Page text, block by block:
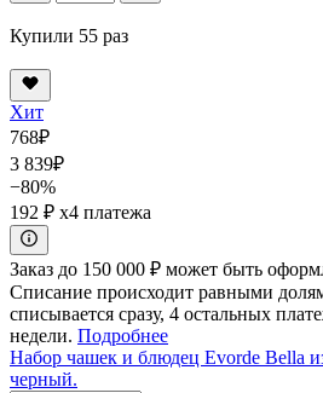
Купили 55 раз
Хит
768₽
3 839₽
−80%
192 ₽ x4 платежа
Заказ до 150 000 ₽ может быть
Списание происходит равными
списывается сразу, 4 остальных
недели. Подробнее
Набор чашек и блюдец Evorde Bella
черный.